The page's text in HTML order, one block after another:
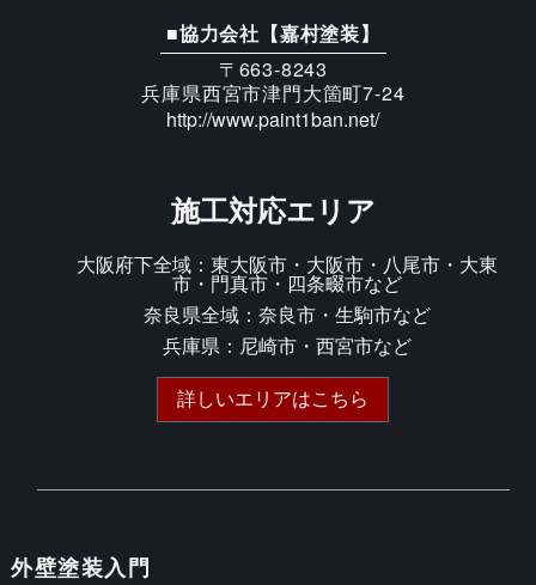
■協力会社【嘉村塗装】
〒663-8243
兵庫県西宮市津門大箇町7-24
http://www.paint1ban.net/
施工対応エリア
大阪府下全域：東大阪市・大阪市・八尾市・大東
市・門真市・四条畷市など
奈良県全域：奈良市・生駒市など
兵庫県：尼崎市・西宮市など
詳しいエリアはこちら
外壁塗装入門